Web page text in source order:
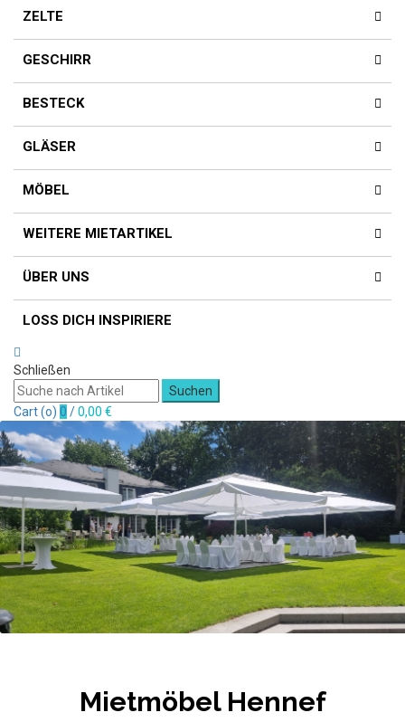
ZELTE
GESCHIRR
BESTECK
GLÄSER
MÖBEL
WEITERE MIETARTIKEL
ÜBER UNS
LOSS DICH INSPIRIERE
Schließen
Suchen
Cart (o) 0 /0,00 €
Mietmöbel Hennef